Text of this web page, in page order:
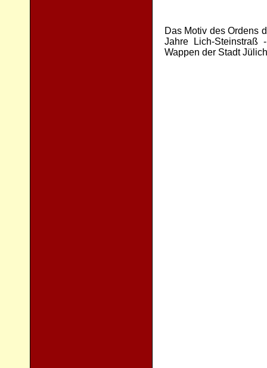
Das Motiv des Ordens
Jahre Lich-Steinstraß
Wappen der Stadt